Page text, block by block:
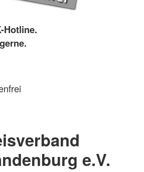
Hotline.
e.V.